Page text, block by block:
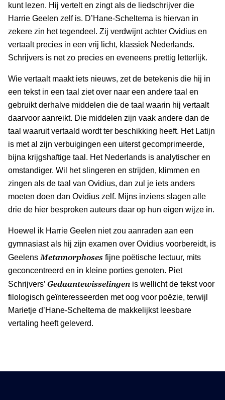
kunt lezen. Hij vertelt en zingt als de liedschrijver die
Harrie Geelen zelf is. D’Hane-Scheltema is hiervan in
zekere zin het tegendeel. Zij verdwijnt achter Ovidius en
vertaalt precies in een vrij licht, klassiek Nederlands.
Schrijvers is net zo precies en eveneens prettig letterlijk.
Wie vertaalt maakt iets nieuws, zet de betekenis die hij in
een tekst in een taal ziet over naar een andere taal en
gebruikt derhalve middelen die de taal waarin hij vertaalt
daarvoor aanreikt. Die middelen zijn vaak andere dan de
taal waaruit vertaald wordt ter beschikking heeft. Het Latijn
is met al zijn verbuigingen een uiterst gecomprimeerde,
bijna krijgshaftige taal. Het Nederlands is analytischer en
omstandiger. Wil het slingeren en strijden, klimmen en
zingen als de taal van Ovidius, dan zul je iets anders
moeten doen dan Ovidius zelf. Mijns inziens slagen alle
drie de hier besproken auteurs daar op hun eigen wijze in.
Hoewel ik Harrie Geelen niet zou aanraden aan een
gymnasiast als hij zijn examen over Ovidius voorbereidt, is
Geelens Metamorphoses fijne poëtische lectuur, mits
geconcentreerd en in kleine porties genoten. Piet
Schrijvers’ Gedaantewisselingen is wellicht de tekst voor
filologisch geïnteresseerden met oog voor poëzie, terwijl
Marietje d’Hane-Scheltema de makkelijkst leesbare
vertaling heeft geleverd.